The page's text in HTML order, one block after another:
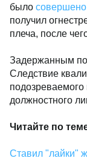
было совершено
получил
плеча, после
Задержанным
Следствие
подозреваемого
должностного
Читайте по
Ставил "лайки"